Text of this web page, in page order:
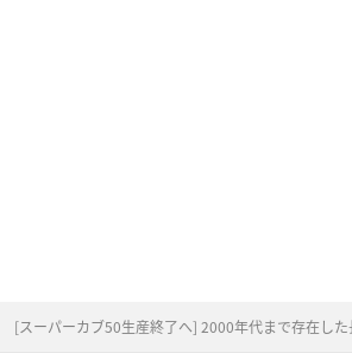
[スーパーカブ50生産終了へ] 2000年代まで存在し